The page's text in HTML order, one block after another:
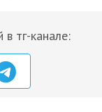
тг-канале: